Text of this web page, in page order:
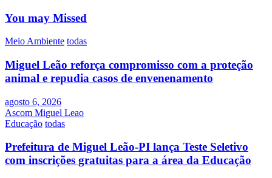
You may Missed
Meio Ambiente todas
Miguel Leão reforça compromisso com a proteção
animal e repudia casos de envenenamento
agosto 6, 2026
Ascom Miguel Leao
Educação todas
Prefeitura de Miguel Leão-PI lança Teste Seletivo
com inscrições gratuitas para a área da Educação